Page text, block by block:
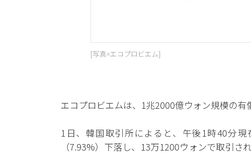
[写真=エコプロビエム]
エコプロビエムは、1兆2000億ウォン規模の有
1日、韓国取引所によると、午後1時40分
（7.93%）下落し、13万1200ウォンで取引